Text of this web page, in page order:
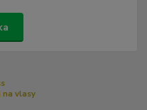
na vlasy